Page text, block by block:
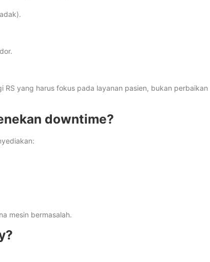
yang harus fokus pada layanan pasien, bukan perbaikan
downtime?
mesin bermasalah.